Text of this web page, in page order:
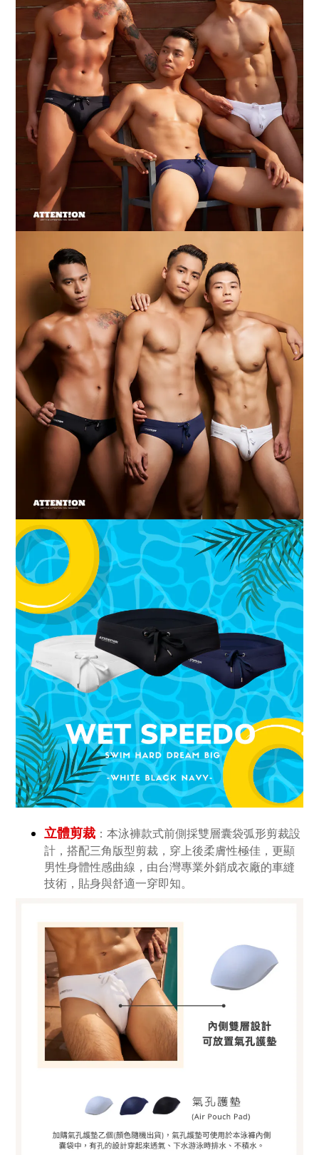
立體剪裁 ：本泳褲款式前側採雙層囊袋弧形剪裁設
計，搭配三角版型剪裁，穿上後柔膚性極佳，更顯
男性身體性感曲線， 由台灣專業外銷成衣廠的車縫
技術，貼身與舒適一穿即知。